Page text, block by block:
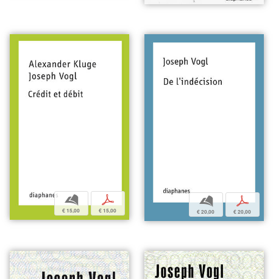
b
€ 15,00
p
€ 15,00
b
€ 20,00
p
€ 20,00